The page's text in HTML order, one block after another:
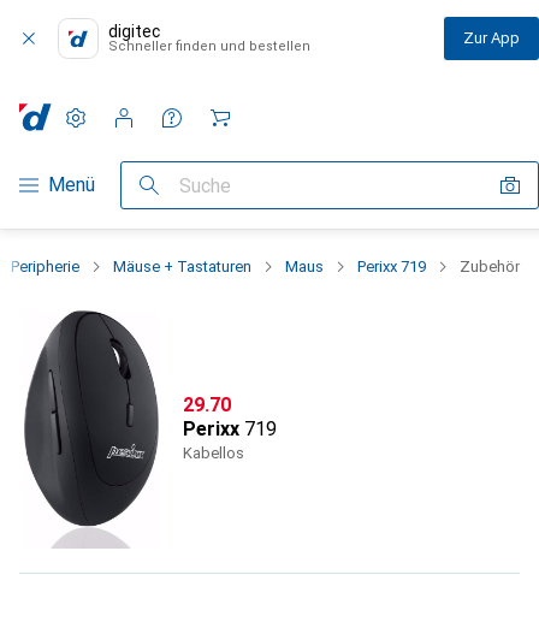
digitec
Schneller finden und bestellen Zur App
Navigation nach Kategorien
Menü Suche
Einstellungen
Kundenkonto
Vergleichslisten
Merklisten
Warenkorb
Peripherie Mäuse + Tastaturen Maus Perixx 719 Zubehör
CHF
29.70
Perixx 719
Kabellos